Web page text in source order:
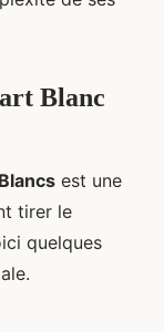
Blanc
est une
tirer le
quelques